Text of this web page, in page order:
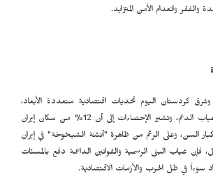
وانعدام الأمن المتزايد.
وشرق كردستان اليوم تحديات اقتصادية متعددة الأبعاد،
ومشكلات الشيخوخة، وغياب الدعم، وتشير الإحصاءات إلى أن 12% من سكان إيران
السن، وعلى الرغم من ظاهرة "أنثنة الشيخوخة" في إيران
غياب البنى الرسمية والقوانين الداعمة دفع بالمسنّات
سوءاً في ظل الحرب والأزمات الاقتصادية.